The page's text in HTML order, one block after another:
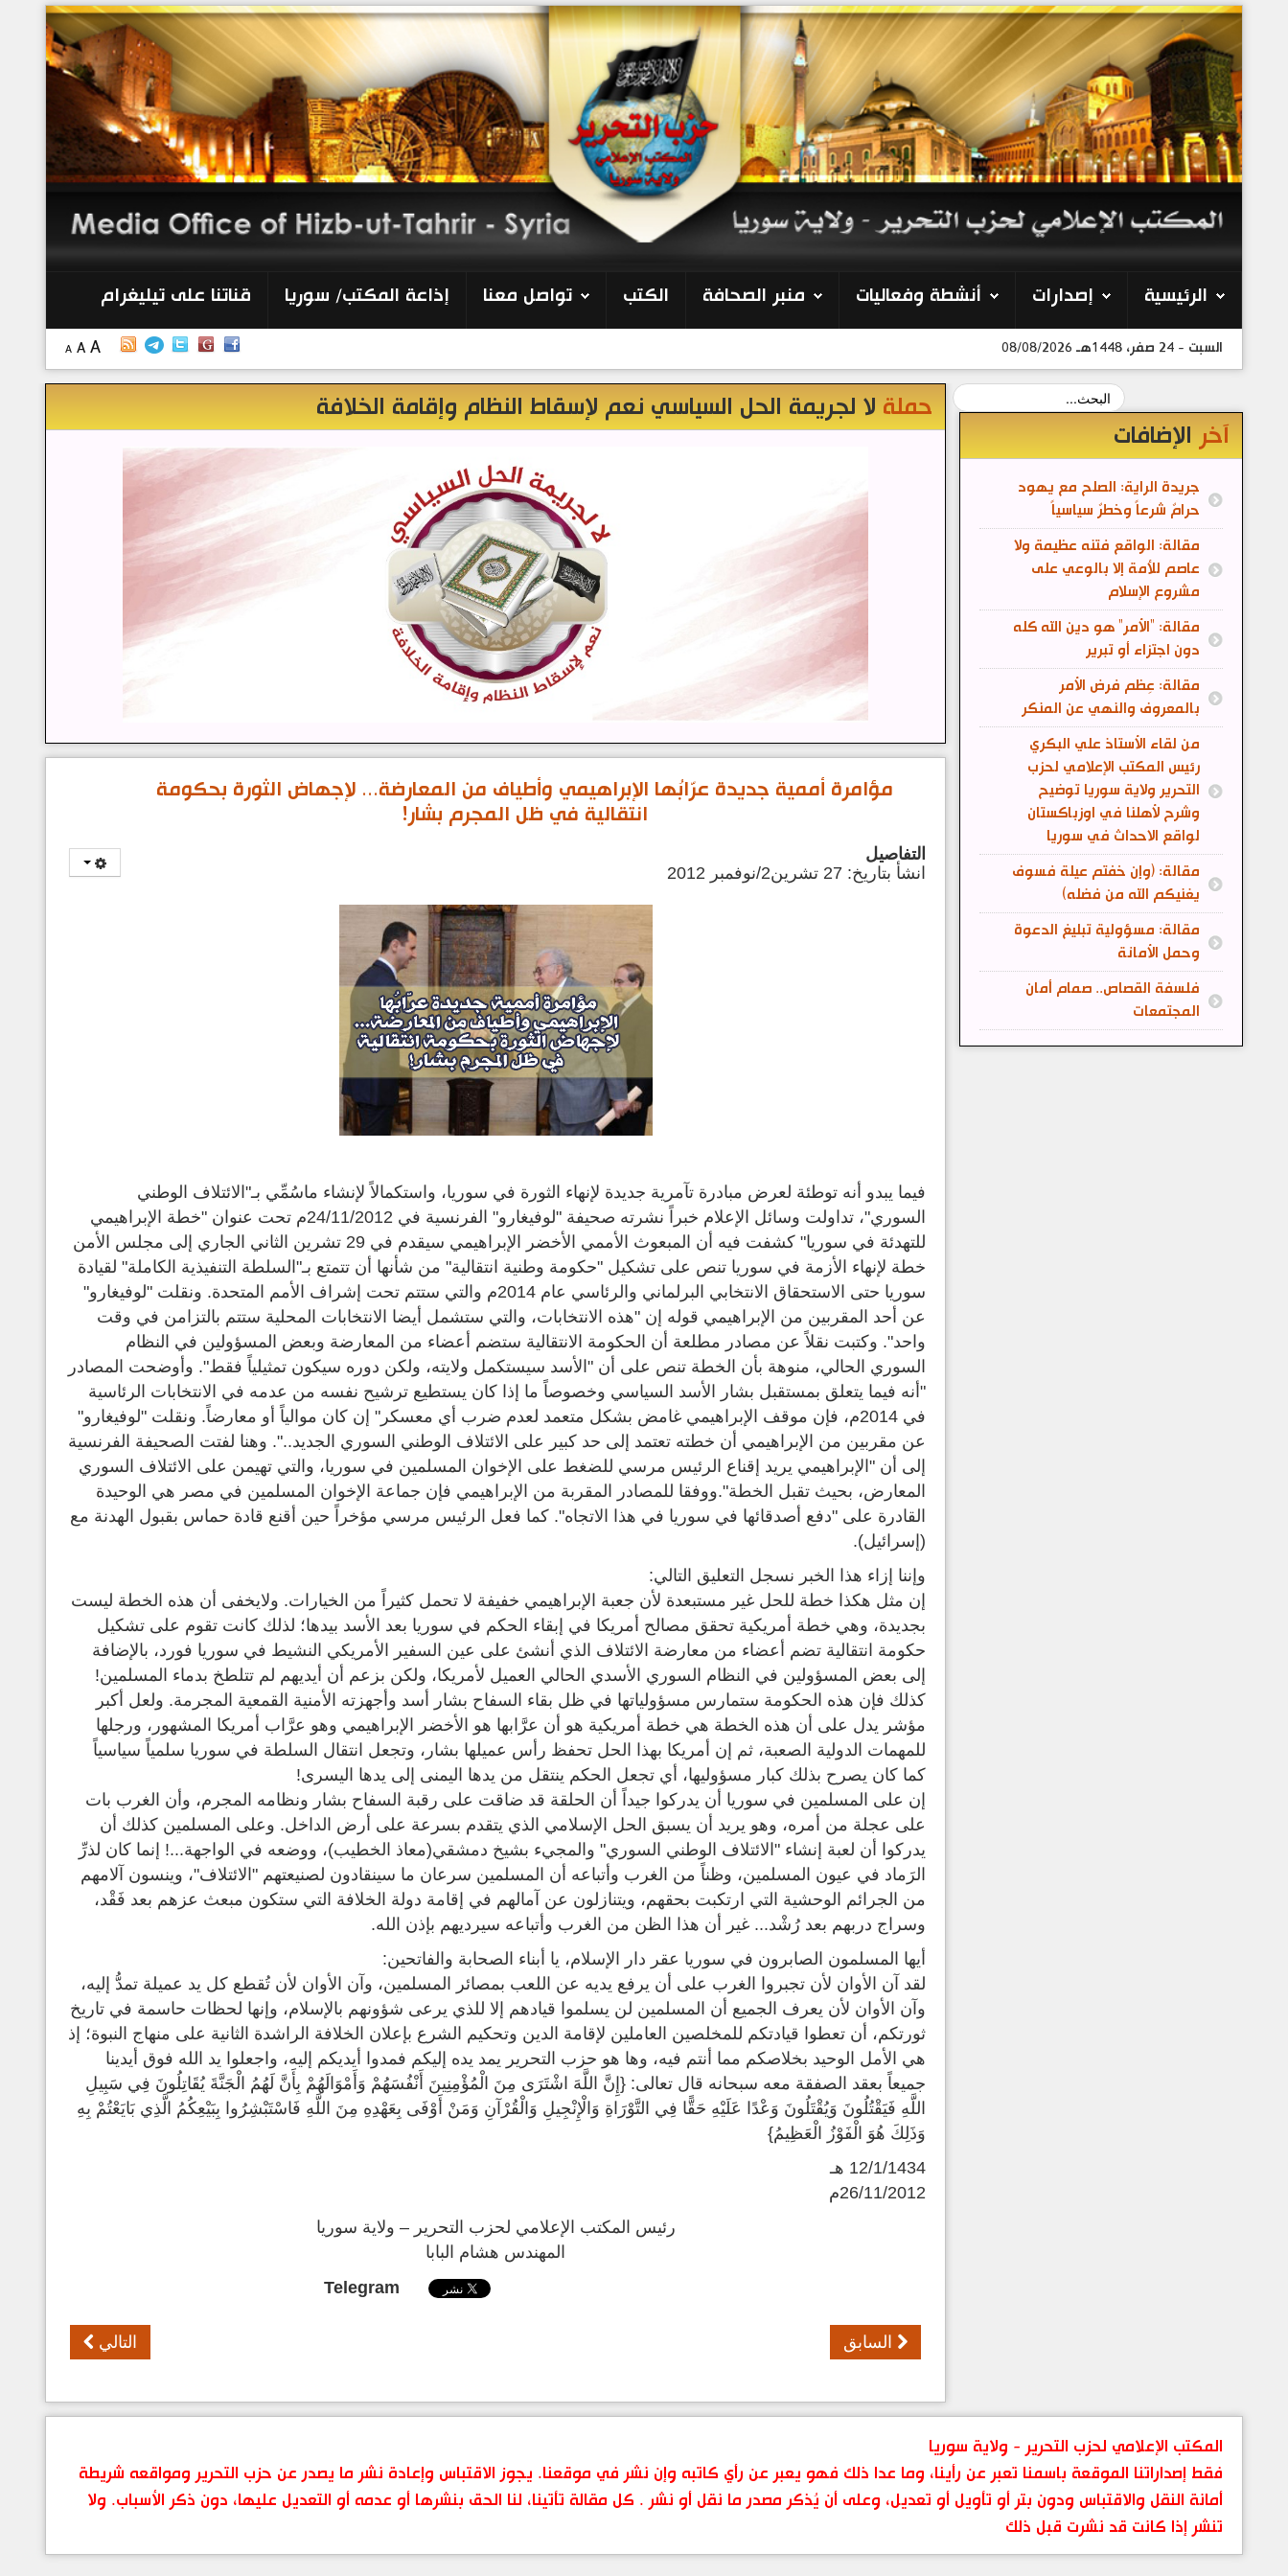
الرئيسية
إصدارات
منبر الصحافة
تواصل معنا
إذاعة المكتب/ سوريا
الرئيسية إصدارات أنشطة وفعاليات منبر الصحافة الكتب تواصل معنا إذاعة المكتب/ سوريا قناتنا على تيليغرام
السبت - 24 صفر، 1448هـ 08/08/2026 A A A
حملة لا لجريمة الحل السياسي نعم لإسقاط النظام وإقامة الخلافة
مؤامرة أممية جديدة عرّابُها الإبراهيمي وأطياف من المعارضة... لإجهاض الثورة بحكومة
انتقالية في ظل المجرم بشار!
التفاصيل
انشأ بتاريخ: 27 تشرين2/نوفمبر 2012
فيما يبدو أنه توطئة لعرض مبادرة تآمرية جديدة لإنهاء الثورة في سوريا، واستكمالاً لإنشاء ماسُمِّي بـ"الائتلاف الوطني
السوري"، تداولت وسائل الإعلام خبراً نشرته صحيفة "لوفيغارو" الفرنسية في 24/11/2012م تحت عنوان "خطة الإبراهيمي
للتهدئة في سوريا" كشفت فيه أن المبعوث الأممي الأخضر الإبراهيمي سيقدم في 29 تشرين الثاني الجاري إلى مجلس الأمن
خطة لإنهاء الأزمة في سوريا تنص على تشكيل "حكومة وطنية انتقالية" من شأنها أن تتمتع بـ"السلطة التنفيذية الكاملة" لقيادة
سوريا حتى الاستحقاق الانتخابي البرلماني والرئاسي عام 2014م والتي ستتم تحت إشراف الأمم المتحدة. ونقلت "لوفيغارو"
عن أحد المقربين من الإبراهيمي قوله إن "هذه الانتخابات، والتي ستشمل أيضا الانتخابات المحلية ستتم بالتزامن في وقت
واحد". وكتبت نقلاً عن مصادر مطلعة أن الحكومة الانتقالية ستضم أعضاء من المعارضة وبعض المسؤولين في النظام
السوري الحالي، منوهة بأن الخطة تنص على أن "الأسد سيستكمل ولايته، ولكن دوره سيكون تمثيلياً فقط". وأوضحت المصادر
"أنه فيما يتعلق بمستقبل بشار الأسد السياسي وخصوصاً ما إذا كان يستطيع ترشيح نفسه من عدمه في الانتخابات الرئاسية
في 2014م، فإن موقف الإبراهيمي غامض بشكل متعمد لعدم ضرب أي معسكر" إن كان موالياً أو معارضاً. ونقلت "لوفيغارو"
عن مقربين من الإبراهيمي أن خطته تعتمد إلى حد كبير على الائتلاف الوطني السوري الجديد..". وهنا لفتت الصحيفة الفرنسية
إلى أن "الإبراهيمي يريد إقناع الرئيس مرسي للضغط على الإخوان المسلمين في سوريا، والتي تهيمن على الائتلاف السوري
المعارض، بحيث تقبل الخطة".ووفقا للمصادر المقربة من الإبراهيمي فإن جماعة الإخوان المسلمين في مصر هي الوحيدة
القادرة على "دفع أصدقائها في سوريا في هذا الاتجاه". كما فعل الرئيس مرسي مؤخراً حين أقنع قادة حماس بقبول الهدنة مع
(إسرائيل).
وإننا إزاء هذا الخبر نسجل التعليق التالي:
إن مثل هكذا خطة للحل غير مستبعدة لأن جعبة الإبراهيمي خفيفة لا تحمل كثيراً من الخيارات. ولايخفى أن هذه الخطة ليست
بجديدة، وهي خطة أمريكية تحقق مصالح أمريكا في إبقاء الحكم في سوريا بعد الأسد بيدها؛ لذلك كانت تقوم على تشكيل
حكومة انتقالية تضم أعضاء من معارضة الائتلاف الذي أنشئ على عين السفير الأمريكي النشيط في سوريا فورد، بالإضافة
إلى بعض المسؤولين في النظام السوري الأسدي الحالي العميل لأمريكا، ولكن بزعم أن أيديهم لم تتلطخ بدماء المسلمين!
كذلك فإن هذه الحكومة ستمارس مسؤولياتها في ظل بقاء السفاح بشار أسد وأجهزته الأمنية القمعية المجرمة. ولعل أكبر
مؤشر يدل على أن هذه الخطة هي خطة أمريكية هو أن عرَّابها هو الأخضر الإبراهيمي وهو عرَّاب أمريكا المشهور، ورجلها
للمهمات الدولية الصعبة، ثم إن أمريكا بهذا الحل تحفظ رأس عميلها بشار، وتجعل انتقال السلطة في سوريا سلمياً سياسياً
كما كان يصرح بذلك كبار مسؤوليها، أي تجعل الحكم ينتقل من يدها اليمنى إلى يدها اليسرى!
إن على المسلمين في سوريا أن يدركوا جيداً أن الحلقة قد ضاقت على رقبة السفاح بشار ونظامه المجرم، وأن الغرب بات
على عجلة من أمره، وهو يريد أن يسبق الحل الإسلامي الذي يتقدم بسرعة على أرض الداخل. وعلى المسلمين كذلك أن
يدركوا أن لعبة إنشاء "الائتلاف الوطني السوري" والمجيء بشيخ دمشقي(معاذ الخطيب)، ووضعه في الواجهة...! إنما كان لذرِّ
الرَماد في عيون المسلمين، وظناً من الغرب وأتباعه أن المسلمين سرعان ما سينقادون لصنيعتهم "الائتلاف"، وينسون آلامهم
من الجرائم الوحشية التي ارتكبت بحقهم، ويتنازلون عن آمالهم في إقامة دولة الخلافة التي ستكون مبعث عزهم بعد فَقْد،
وسراج دربهم بعد رُشْد... غير أن هذا الظن من الغرب وأتباعه سيرديهم بإذن الله.
أيها المسلمون الصابرون في سوريا عقر دار الإسلام، يا أبناء الصحابة والفاتحين:
لقد آن الأوان لأن تجبروا الغرب على أن يرفع يديه عن اللعب بمصائر المسلمين، وآن الأوان لأن تُقطع كل يد عميلة تمدُّ إليه،
وآن الأوان لأن يعرف الجميع أن المسلمين لن يسلموا قيادهم إلا للذي يرعى شؤونهم بالإسلام، وإنها لحظات حاسمة في تاريخ
ثورتكم، أن تعطوا قيادتكم للمخلصين العاملين لإقامة الدين وتحكيم الشرع بإعلان الخلافة الراشدة الثانية على منهاج النبوة؛ إذ
هي الأمل الوحيد بخلاصكم مما أنتم فيه، وها هو حزب التحرير يمد يده إليكم فمدوا أيديكم إليه، واجعلوا يد الله فوق أيدينا
جميعاً بعقد الصفقة معه سبحانه قال تعالى: {إِنَّ اللَّهَ اشْتَرَى مِنَ الْمُؤْمِنِينَ أَنْفُسَهُمْ وَأَمْوَالَهُمْ بِأَنَّ لَهُمُ الْجَنَّةَ يُقَاتِلُونَ فِي سَبِيلِ
اللَّهِ فَيَقْتُلُونَ وَيُقْتَلُونَ وَعْدًا عَلَيْهِ حَقًّا فِي التَّوْرَاةِ وَالْإِنْجِيلِ وَالْقُرْآنِ وَمَنْ أَوْفَى بِعَهْدِهِ مِنَ اللَّهِ فَاسْتَبْشِرُوا بِبَيْعِكُمُ الَّذِي بَايَعْتُمْ بِهِ
وَذَلِكَ هُوَ الْفَوْزُ الْعَظِيمُ}
12/1/1434 هـ
26/11/2012م
رئيس المكتب الإعلامي لحزب التحرير – ولاية سوريا
المهندس هشام البابا
Telegram
السابق التالي
آخر الإضافات
جريدة الراية: الصلح مع يهود
حرامٌ شرعاً وخطرٌ سياسياً
مقالة: الواقع فتنه عظيمة ولا
عاصم للأمة إلا بالوعي على
مشروع الإسلام
مقالة: "الأمر" هو دين الله كله
دون اجتزاء أو تبرير
مقالة: عِظم فرض الأمر
بالمعروف والنهي عن المنكر
من لقاء الأستاذ علي البكري
رئيس المكتب الإعلامي لحزب
التحرير ولاية سوريا توضيح
وشرح لأهلنا في اوزباكستان
لواقع الاحداث في سوريا
مقالة: (وإن خفتم عيلة فسوف
يغنيكم الله من فضله)
مقالة: مسؤولية تبليغ الدعوة
وحمل الأمانة
فلسفة القصاص.. صمام أمان
المجتمعات
المكتب الإعلامي لحزب التحرير - ولاية سوريا
فقط إصداراتنا الموقعة باسمنا تعبر عن رأينا، وما عدا ذلك فهو يعبر عن رأي كاتبه وإن نشر في موقعنا. يجوز الاقتباس وإعادة نشر ما يصدر عن حزب التحرير ومواقعه شريطة
أمانة النقل والاقتباس ودون بتر أو تأويل أو تعديل، وعلى أن يُذكر مصدر ما نقل أو نشر . كل مقالة تأتينا، لنا الحق بنشرها أو عدمه أو التعديل عليها، دون ذكر الأسباب. ولا
تنشر إذا كانت قد نشرت قبل ذلك